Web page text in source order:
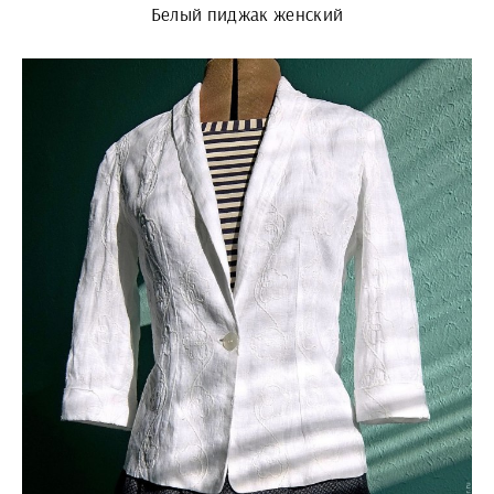
Белый пиджак женский